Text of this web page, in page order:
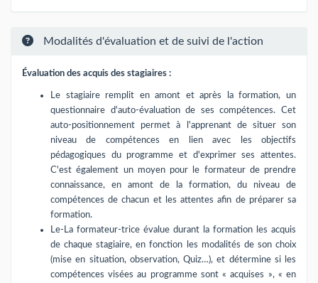
Modalités d'évaluation et de suivi de l'action
Évaluation des acquis des stagiaires :
Le stagiaire remplit en amont et après la formation, un
questionnaire d'auto-évaluation de ses compétences. Cet
auto-positionnement permet à l'apprenant de situer son
niveau de compétences en lien avec les objectifs
pédagogiques du programme et d'exprimer ses attentes.
C'est également un moyen pour le formateur de prendre
connaissance, en amont de la formation, du niveau de
compétences de chacun et les attentes afin de préparer sa
formation.
Le-La formateur-trice évalue durant la formation les acquis
de chaque stagiaire, en fonction les modalités de son choix
(mise en situation, observation, Quiz…), et détermine si les
compétences visées au programme sont « acquises », « en